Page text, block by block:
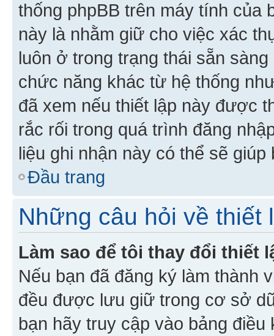
thống phpBB trên máy tính của
này là nhằm giữ cho việc xác
luôn ở trong trạng thái sẵn
chức năng khác từ hệ thống
đã xem nếu thiết lập này được
rắc rối trong quá trình đăng
liệu ghi nhận này có thể sẽ
Đầu trang
Những câu hỏi về thiết
Làm sao để tôi thay đổi thiết
Nếu bạn đã đăng ký làm thành
đều được lưu giữ trong cơ sở
bạn hãy truy cập vào bảng